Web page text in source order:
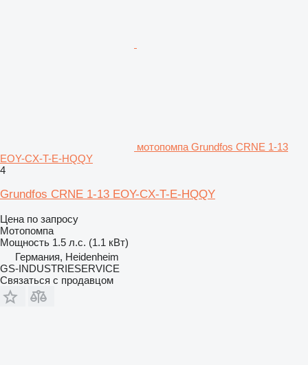
мотопомпа Grundfos CRNE 1-13
EOY-CX-T-E-HQQY
4
Grundfos CRNE 1-13 EOY-CX-T-E-HQQY
Цена по запросу
Мотопомпа
Мощность 1.5 л.с. (1.1 кВт)
Германия, Heidenheim
GS-INDUSTRIESERVICE
Связаться с продавцом